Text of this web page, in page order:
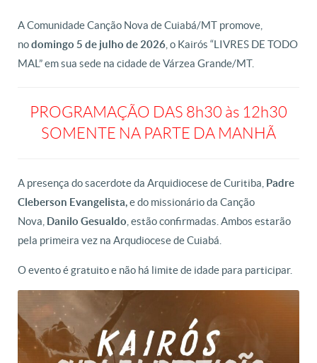
A Comunidade Canção Nova de Cuiabá/MT promove,
nodomingo 5 de julho de 2026 , o Kairós “LIVRES DE TODO
MAL” em sua sede na cidade de Várzea Grande/MT.
PROGRAMAÇÃO DAS 8h30 às 12h30
SOMENTE NA PARTE DA MANHÃ
A presença do sacerdote da Arquidiocese de Curitiba, Padre
Cleberson Evangelista,e do missionário da Canção
Nova, Danilo Gesualdo , estão confirmadas. Ambos estarão
pela primeira vez na Arqudiocese de Cuiabá.
O evento é gratuito e não há limite de idade para participar.